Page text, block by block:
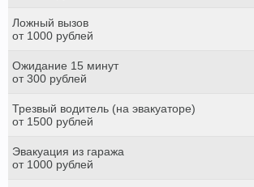
Ложный вызов
от 1000 рублей
Ожидание 15 минут
от 300 рублей
Трезвый водитель (на эвакуаторе)
от 1500 рублей
Эвакуация из гаража
от 1000 рублей